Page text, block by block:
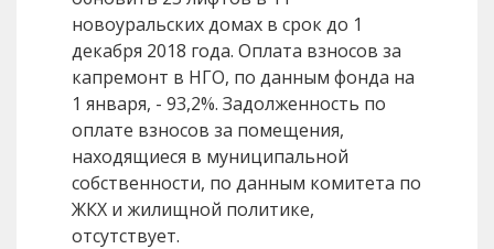
новоуральских домах в срок до 1
декабря 2018 года. Оплата взносов за
капремонт в НГО, по данным фонда на
1 января, - 93,2%. Задолженность по
оплате взносов за помещения,
находящиеся в муниципальной
собственности, по данным комитета по
ЖКХ и жилищной политике,
отсутствует.